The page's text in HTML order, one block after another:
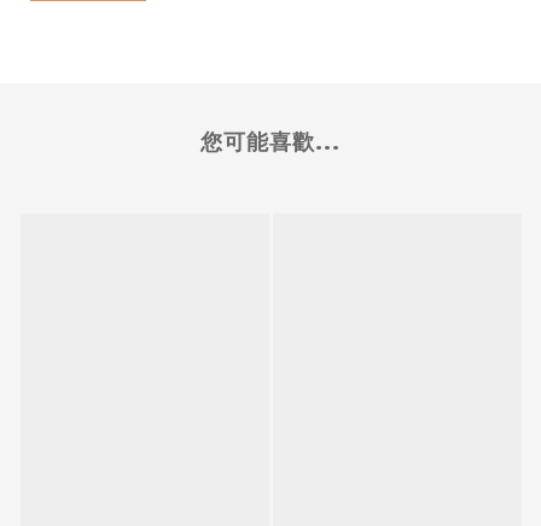
您可能喜歡...